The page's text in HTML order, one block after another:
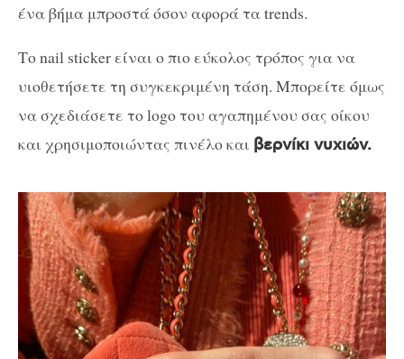
ένα βήμα μπροστά όσον αφορά τα trends.
Το nail sticker είναι ο πιο εύκολος τρόπος για να
υιοθετήσετε τη συγκεκριμένη τάση. Μπορείτε όμως
να σχεδιάσετε το logo του αγαπημένου σας οίκου
και χρησιμοποιώντας πινέλο και βερνίκι νυχιών.